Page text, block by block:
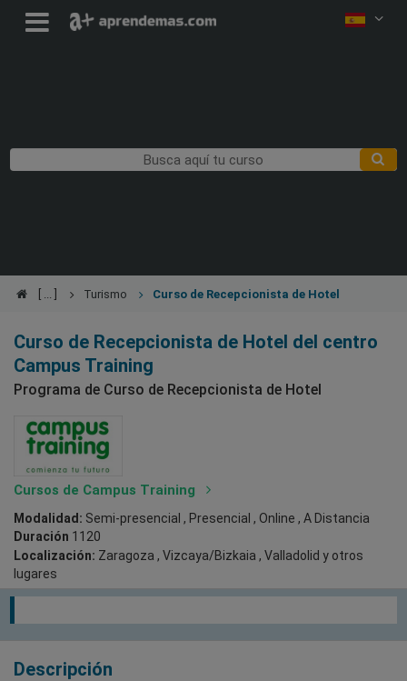
Turismo Curso de Recepcionista de Hotel
Curso de Recepcionista de Hotel del centro
Campus Training
Programa de Curso de Recepcionista de Hotel
Cursos de Campus Training
Modalidad: Semi-presencial , Presencial , Online , A Distancia
Duración 1120
Localización: Zaragoza , Vizcaya/Bizkaia , Valladolid y otros
lugares
Descripción